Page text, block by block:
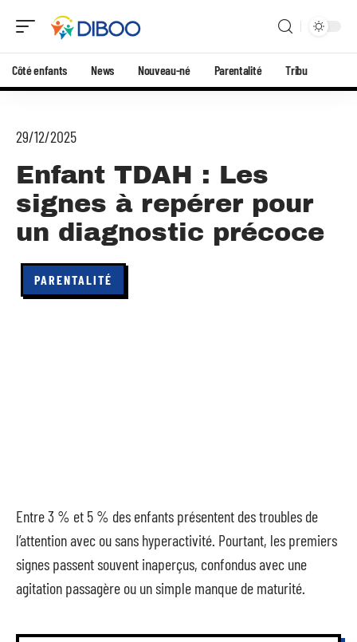
Côté enfants News Nouveau-né Parentalité Tribu
29/12/2025
Enfant TDAH : Les
signes à repérer pour
un diagnostic précoce
PARENTALITÉ
Entre 3 % et 5 % des enfants présentent des troubles de
l’attention avec ou sans hyperactivité. Pourtant, les premiers
signes passent souvent inaperçus, confondus avec une
agitation passagère ou un simple manque de maturité.